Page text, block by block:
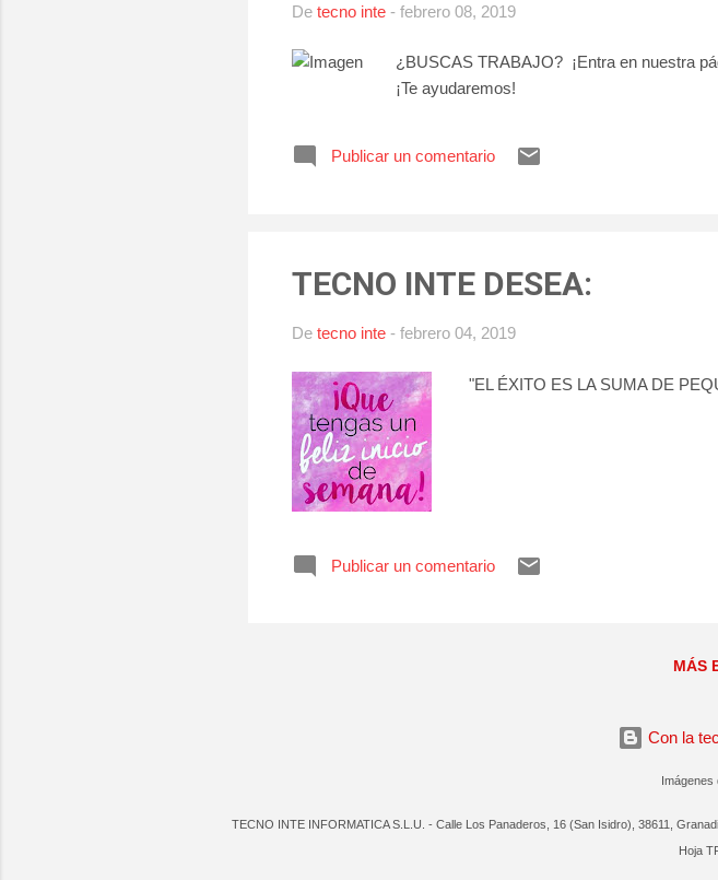
De tecno inte - febrero 08, 2019
¿BUSCAS TRABAJO? ¡Entra en nuestra
¡Te ayudaremos!
Publicar un comentario
TECNO INTE DESEA:
De tecno inte - febrero 04, 2019
"EL ÉXITO ES LA SUMA DE
Publicar un comentario
MÁS
Con la
Imágenes
TECNO INTE INFORMATICA S.L.U. - Calle Los Panaderos, 16 (San Isidro), 38611,
Hoja